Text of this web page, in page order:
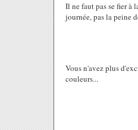
Il ne faut pas se fier à
journée, pas la peine
Vous n'avez plus
couleurs...